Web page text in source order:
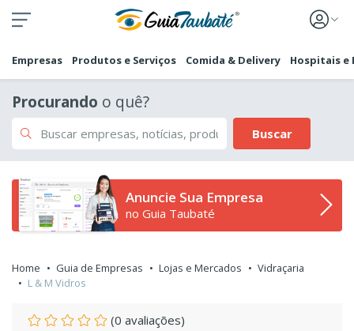
Empresas Produtos e Serviços Comida & Delivery Hospitais e
Procurando o quê?
Buscar
Anuncie Sua Empresa
no Guia Taubaté
Home Guia de Empresas Lojas e Mercados
Vidraçaria
L & M Vidros
(0 avaliações)